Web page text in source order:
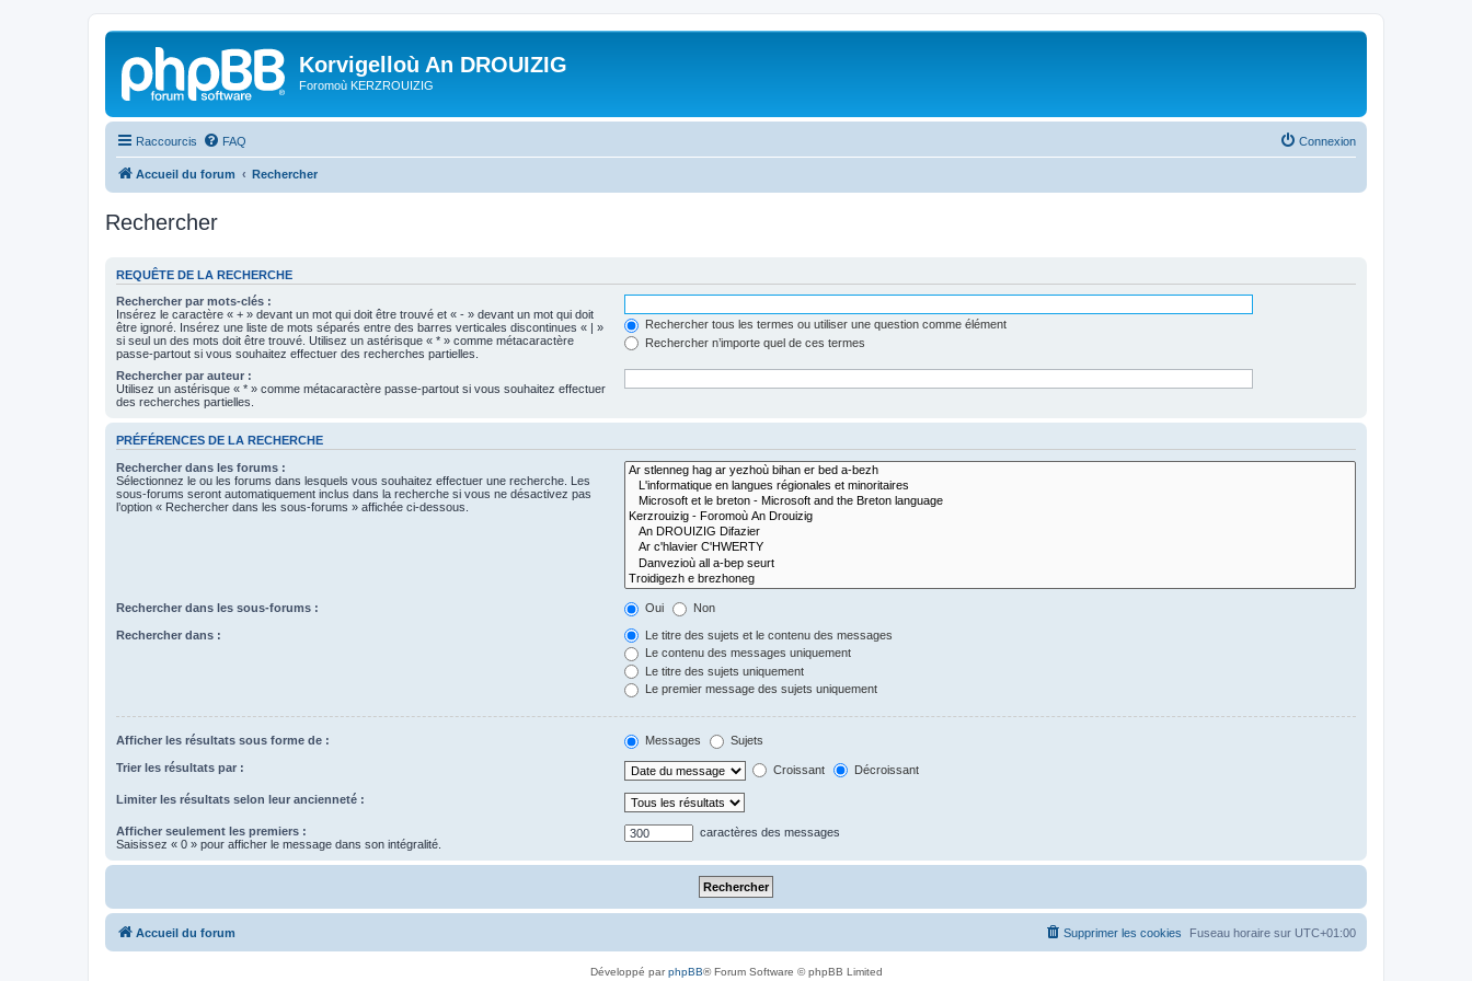
Korvigelloù An DROUIZIG
Foromoù KERZROUIZIG
Raccourcis FAQ Connexion
Accueil du forum Rechercher
Rechercher
REQUÊTE DE LA RECHERCHE
Rechercher par mots-clés :
Insérez le caractère « + » devant un mot qui doit être trouvé et « - » devant un mot qui doit
être ignoré. Insérez une liste de mots séparés entre des barres verticales discontinues « | »
si seul un des mots doit être trouvé. Utilisez un astérisque « * » comme métacaractère
passe-partout si vous souhaitez effectuer des recherches partielles.
Rechercher tous les termes ou utiliser une question comme élément
Rechercher n’importe quel de ces termes
Rechercher par auteur :
Utilisez un astérisque « * » comme métacaractère passe-partout si vous souhaitez effectuer
des recherches partielles.
PRÉFÉRENCES DE LA RECHERCHE
Rechercher dans les forums :
Sélectionnez le ou les forums dans lesquels vous souhaitez effectuer une recherche. Les
sous-forums seront automatiquement inclus dans la recherche si vous ne désactivez pas
l’option « Rechercher dans les sous-forums » affichée ci-dessous.
Rechercher dans les sous-forums : Oui Non
Rechercher dans :
Le titre des sujets et le contenu des messages
Le contenu des messages uniquement
Le titre des sujets uniquement
Le premier message des sujets uniquement
Afficher les résultats sous forme de : Messages Sujets
Trier les résultats par : Croissant Décroissant
Limiter les résultats selon leur ancienneté :
Afficher seulement les premiers :
Saisissez « 0 » pour afficher le message dans son intégralité.
caractères des messages
Accueil du forum Fuseau horaire sur UTC+01:00
Supprimer les cookies
Développé parphpBB® Forum Software © phpBB Limited